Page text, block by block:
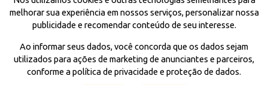
melhorar sua experiência em nossos serviços, personalizar nossa
publicidade e recomendar conteúdo de seu interesse.
Ao informar seus dados, você concorda que os dados sejam
utilizados para ações de marketing de anunciantes e parceiros,
conforme a política de privacidade e proteção de dados.